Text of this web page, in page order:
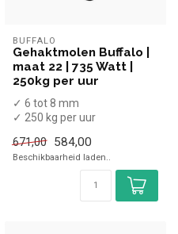
BUFFALO
Gehaktmolen Buffalo |
maat 22 | 735 Watt |
250kg per uur
✓ 6 tot 8 mm
✓ 250 kg per uur
✓ 230 Volt
671,00 584,00
Beschikbaarheid laden..